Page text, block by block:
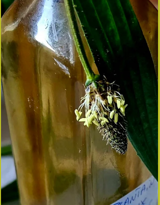
prépare un macérat de fleurs et feuilles de lilas .
L’huile ainsi parfumée est traditionnellement
utilisée pour apaiser les zones tendues ou d